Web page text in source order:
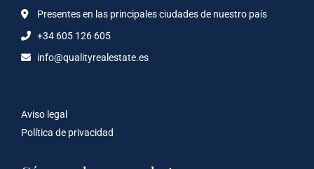
Presentes en las principales ciudades de nuestro país
+34 605 126 605
info@qualityrealestate.es
Aviso legal
Política de privacidad